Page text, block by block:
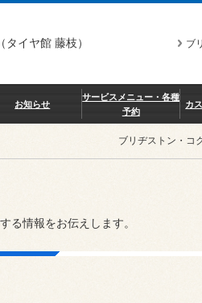
イヤ館 藤枝）
ブ
お知らせ
サービスメニュー・各種
予約
カ
ブリヂストン・コ
る情報をお伝えします。